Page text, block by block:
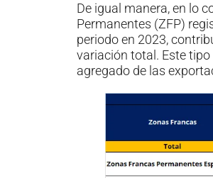
De igual manera, en lo
Permanentes (ZFP)
periodo en 2023,
variación total. Este tipo
agregado de las